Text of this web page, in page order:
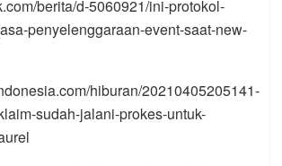
berita/d-5060921/ini-protokol-
penyelenggaraan-event-saat-new-
hiburan/20210405205141-
sudah-jalani-prokes-untuk-